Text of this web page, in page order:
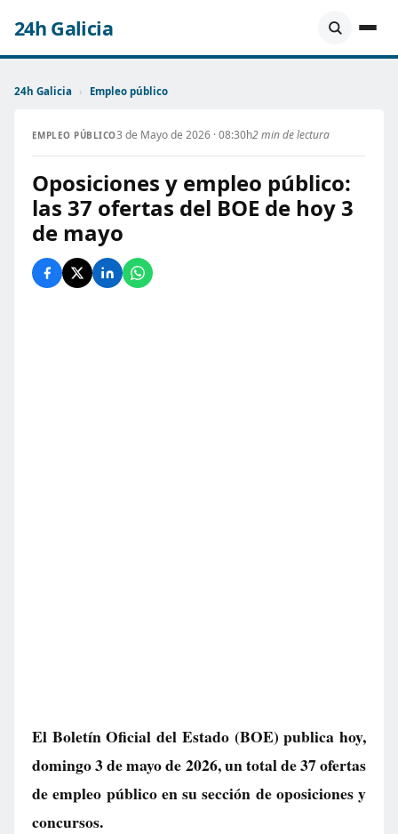
24h Galicia
24h Galicia › Empleo público
EMPLEO PÚBLICO3 de Mayo de 2026 · 08:30h2 min de lectura
Oposiciones y empleo público:
las 37 ofertas del BOE de hoy 3
de mayo
El Boletín Oficial del Estado (BOE) publica hoy,
domingo 3 de mayo de 2026, un total de37 ofertas
de empleo públicoen su sección de oposiciones y
concursos.